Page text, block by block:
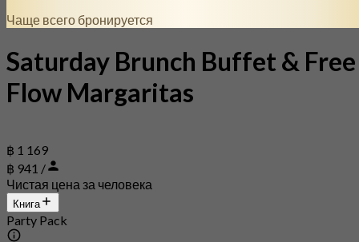
Чаще всего бронируется
Saturday Brunch Buffet & Free
Flow Margaritas
฿ 1 169
฿ 941 /
Чистая цена за человека
Книга
Party Pack